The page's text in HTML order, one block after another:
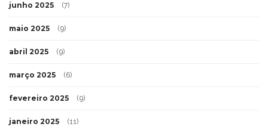
junho 2025 (7)
maio 2025 (9)
abril 2025 (9)
março 2025 (6)
fevereiro 2025 (9)
janeiro 2025 (11)